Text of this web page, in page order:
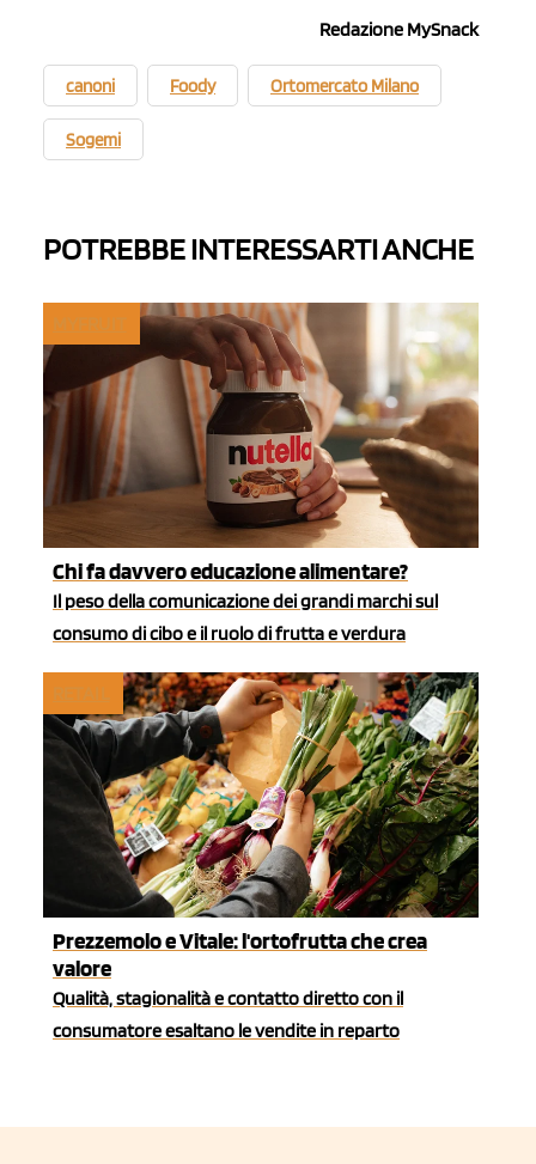
Redazione MySnack
canoni Foody Ortomercato Milano
Sogemi
POTREBBE INTERESSARTI ANCHE
Chi fa davvero educazione alimentare?
Il peso della comunicazione dei grandi marchi sul
consumo di cibo e il ruolo di frutta e verdura
Prezzemolo e Vitale: l'ortofrutta che crea
valore
Qualità, stagionalità e contatto diretto con il
consumatore esaltano le vendite in reparto